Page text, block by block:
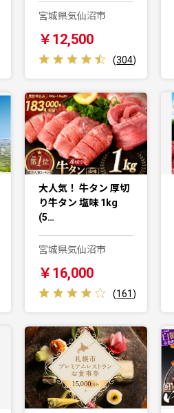
宮城県気仙沼市
￥12,500
(304)
大人気！ 牛タン 厚切
り牛タン 塩味 1kg
(5…
宮城県気仙沼市
￥16,000
(161)